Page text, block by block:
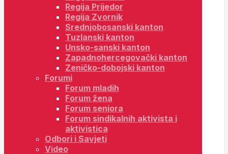
Regija Prijedor
Regija Zvornik
Srednjobosanski kanton
Tuzlanski kanton
Unsko-sanski kanton
Zapadnohercegovački kanton
Zeničko-dobojski kanton
Forumi
Forum mladih
Forum žena
Forum seniora
Forum sindikalnih aktivista i
aktivistica
Odbori i Savjeti
Video